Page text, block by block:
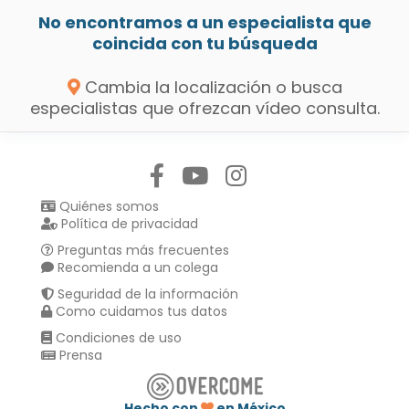
No encontramos a un especialista que
coincida con tu búsqueda
Cambia la localización o busca
especialistas que ofrezcan vídeo consulta.
Quiénes somos
Política de privacidad
Preguntas más frecuentes
Recomienda a un colega
Seguridad de la información
Como cuidamos tus datos
Condiciones de uso
Prensa